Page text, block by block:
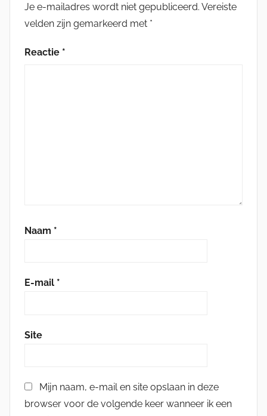
Je e-mailadres wordt niet gepubliceerd. Vereiste
velden zijn gemarkeerd met *
Reactie *
Naam *
E-mail *
Site
Mijn naam, e-mail en site opslaan in deze
browser voor de volgende keer wanneer ik een